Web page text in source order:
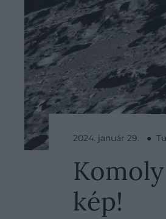
2024. január 29. ●
kép!